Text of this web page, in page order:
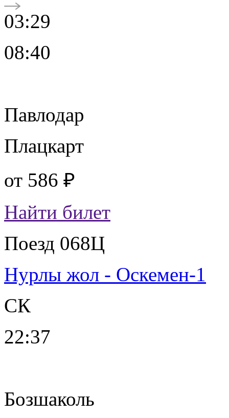
03:29
08:40
Павлодар
Плацкарт
от 586 ₽
Найти билет
Поезд 068Ц
Нурлы жол - Оскемен-1
СК
22:37
Бозшаколь